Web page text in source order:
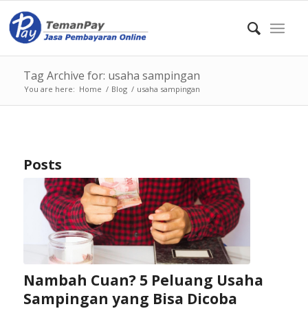
Tag Archive for: usaha sampingan
You are here: Home / Blog / usaha sampingan
Posts
Nambah Cuan? 5 Peluang Usaha
Sampingan yang Bisa Dicoba